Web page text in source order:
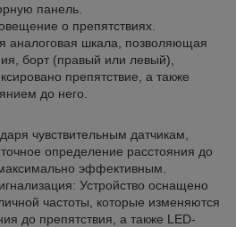
панель.
о препятствиях.
аналоговая шкала, позволяющая
борт (правый или левый),
препятствие, а также
до него.
чувствительным датчикам,
определение расстояния до
эффективным.
Устройство оснащено
частоты, которые изменяются
до препятствия, а также LED-